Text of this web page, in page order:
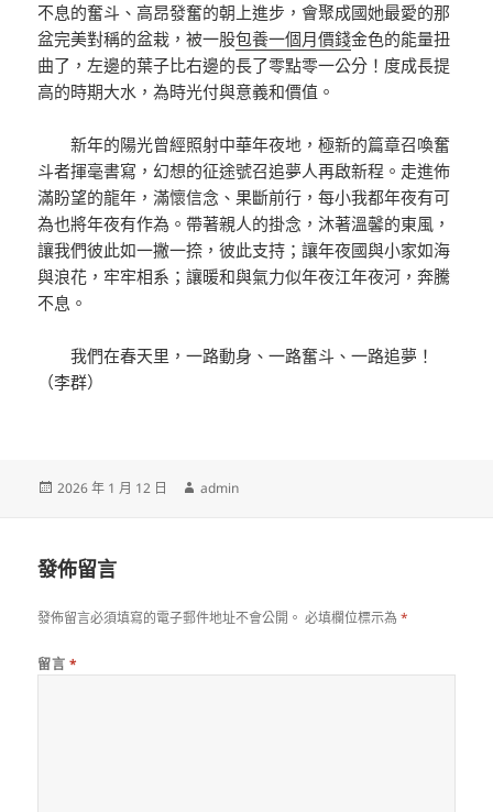
不息的奮斗、高昂發奮的朝上進步，會聚成國她最愛的那
盆完美對稱的盆栽，被一股包養一個月價錢金色的能量扭
曲了，左邊的葉子比右邊的長了零點零一公分！度成長提
高的時期大水，為時光付與意義和價值。
新年的陽光曾經照射中華年夜地，極新的篇章召喚奮
斗者揮毫書寫，幻想的征途號召追夢人再啟新程。走進佈
滿盼望的龍年，滿懷信念、果斷前行，每小我都年夜有可
為也將年夜有作為。帶著親人的掛念，沐著溫馨的東風，
讓我們彼此如一撇一捺，彼此支持；讓年夜國與小家如海
與浪花，牢牢相系；讓暖和與氣力似年夜江年夜河，奔騰
不息。
我們在春天里，一路動身、一路奮斗、一路追夢！
（李群）
發
2026 年 1 月 12 日
作
admin
發佈留言
發佈留言必須填寫的電子郵件地址不會公開。 必填欄位標示為*
留言 *